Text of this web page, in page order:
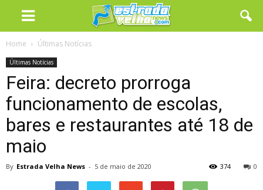
Home Últimas Notícias
Últimas Notícias
Feira: decreto prorroga
funcionamento de escolas,
bares e restaurantes até 18 de
maio
By Estrada Velha News - 5 de maio de 2020 0
374